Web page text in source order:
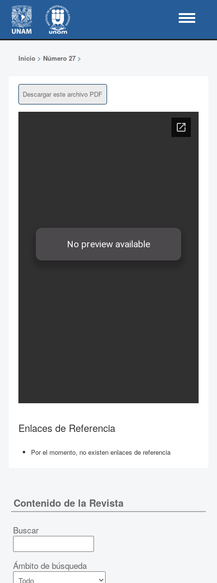
Inicio> Número 27>
Descargar este archivo PDF
Enlaces de Referencia
Por el momento, no existen enlaces de referencia
Contenido de la Revista
Buscar
Ámbito de búsqueda